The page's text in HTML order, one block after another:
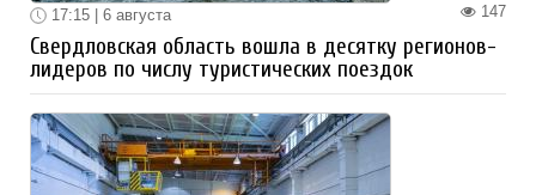
147
17:15 | 6 августа
Свердловская область вошла в десятку регионов-
лидеров по числу туристических поездок